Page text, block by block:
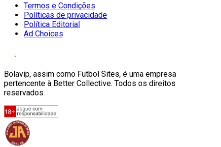
Termos e Condições
Políticas de privacidade
Política Editorial
Ad Choices
Bolavip, assim como Futbol Sites, é uma empresa
pertencente à Better Collective. Todos os direitos
reservados.